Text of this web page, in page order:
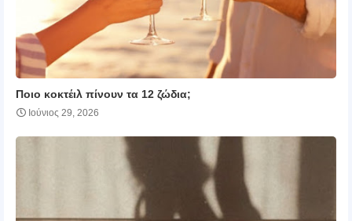
Ποιο κοκτέιλ πίνουν τα 12 ζώδια;
Ιούνιος 29, 2026